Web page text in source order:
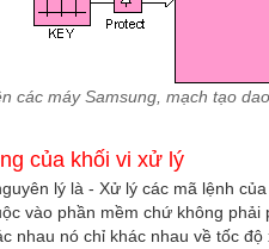
các máy Samsung, mạch tạo
của khối vi xử lý
lý là - Xử lý các mã lệnh
vào phần mềm chứ không phải
nhau nó chỉ khác nhau về tốc